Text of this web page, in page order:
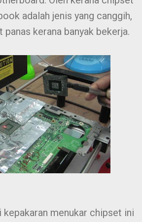
adalah jenis yang canggih,
panas kerana banyak bekerja.
kepakaran menukar chipset ini